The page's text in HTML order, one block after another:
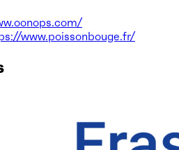
www.poissonbouge.fr/